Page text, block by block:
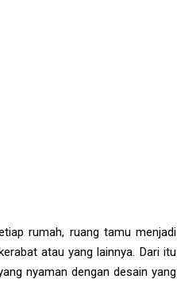
rumah, ruang tamu menjadi
atau yang lainnya. Dari itu
nyaman dengan desain yang